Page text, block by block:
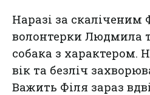
Наразі за скаліченим
волонтерки Людмила
собака з
вік та безліч
Важить Філя зараз